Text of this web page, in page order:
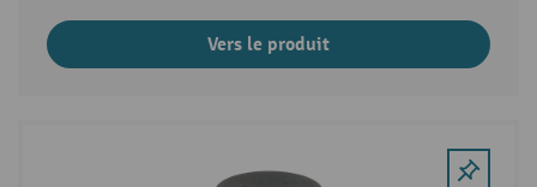
Vers le produit